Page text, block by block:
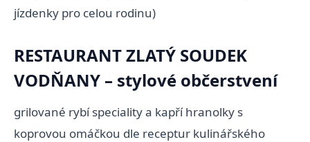
jízdenky pro celou rodinu)
RESTAURANT ZLATÝ SOUDEK
VODŇANY – stylové občerstvení
grilované rybí speciality a kapří hranolky s
koprovou omáčkou dle receptur kulinářského